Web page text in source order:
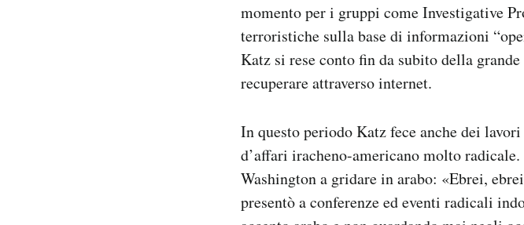
momento per i gruppi come Investigative
terroristiche sulla base di informazioni
Katz si rese conto fin da subito della
recuperare attraverso internet.
In questo periodo Katz fece anche dei
d’affari iracheno-americano molto
Washington a gridare in arabo: «Ebrei,
presentò a conferenze ed eventi radicali